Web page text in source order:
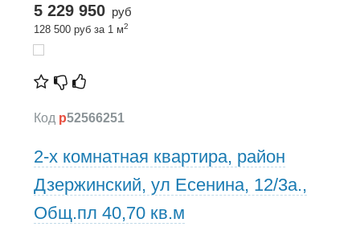
5 229 950 руб
128 500 руб за 1 м2
Код p52566251
2-х комнатная квартира, район
Дзержинский, ул Есенина, 12/3а.,
Общ.пл 40,70 кв.м